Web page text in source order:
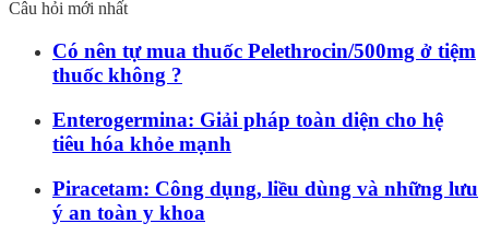
Câu hỏi mới nhất
Có nên tự mua thuốc Pelethrocin/500mg ở tiệm
thuốc không ?
Enterogermina: Giải pháp toàn diện cho hệ
tiêu hóa khỏe mạnh
Piracetam: Công dụng, liều dùng và những lưu
ý an toàn y khoa